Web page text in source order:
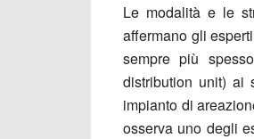
Le modalità e le
affermano gli
sempre più spesso
distribution unit) ai
impianto di
osserva uno degli